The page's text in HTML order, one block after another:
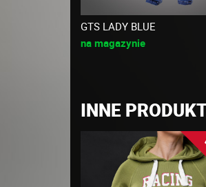
GTS LADY BLUE
na magazynie
INNE